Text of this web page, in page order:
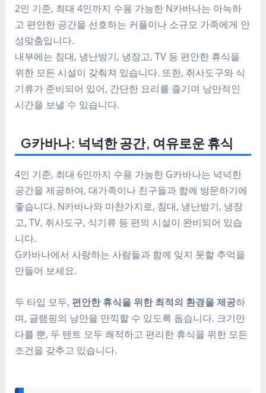
2인 기준, 최대 4인까지 수용 가능한 N카바나는 아늑하
고 편안한 공간을 선호하는 커플이나 소규모 가족에게 안
성맞춤입니다.
내부에는 침대, 냉난방기, 냉장고, TV 등 편안한 휴식을
위한 모든 시설이 갖춰져 있습니다. 또한, 취사도구와 식
기류가 준비되어 있어, 간단한 요리를 즐기며 낭만적인
시간을 보낼 수 있습니다.
G카바나: 넉넉한 공간, 여유로운 휴식
4인 기준, 최대 6인까지 수용 가능한 G카바나는 넉넉한
공간을 제공하여, 대가족이나 친구들과 함께 방문하기에
좋습니다. N카바나와 마찬가지로, 침대, 냉난방기, 냉장
고, TV, 취사도구, 식기류 등 편의 시설이 완비되어 있습
니다.
G카바나에서 사랑하는 사람들과 함께 잊지 못할 추억을
만들어 보세요.
두 타입 모두, 편안한 휴식을 위한 최적의 환경을 제공하
며, 글램핑의 낭만을 만끽할 수 있도록 돕습니다. 크기만
다를 뿐, 두 텐트 모두 쾌적하고 편리한 휴식을 위한 모든
조건을 갖추고 있습니다.